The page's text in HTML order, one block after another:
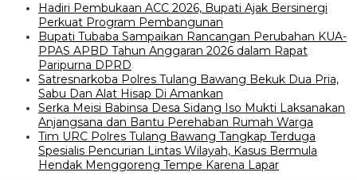
Hadiri Pembukaan ACC 2026, Bupati Ajak Bersinergi
Perkuat Program Pembangunan
Bupati Tubaba Sampaikan Rancangan Perubahan KUA-
PPAS APBD Tahun Anggaran 2026 dalam Rapat
Paripurna DPRD
Satresnarkoba Polres Tulang Bawang Bekuk Dua Pria,
Sabu Dan Alat Hisap Di Amankan
Serka Meisi Babinsa Desa Sidang Iso Mukti Laksanakan
Anjangsana dan Bantu Perehaban Rumah Warga
Tim URC Polres Tulang Bawang Tangkap Terduga
Spesialis Pencurian Lintas Wilayah, Kasus Bermula
Hendak Menggoreng Tempe Karena Lapar